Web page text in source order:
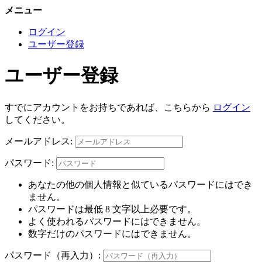
メニュー
ログイン
ユーザー登録
ユーザー登録
すでにアカウントをお持ちであれば、こちらから ログイン
してください。
メールアドレス:
パスワード:
あなたの他の個人情報と似ているパスワードにはでき
ません。
パスワードは最低 8 文字以上必要です。
よく使われるパスワードにはできません。
数字だけのパスワードにはできません。
パスワード（再入力）: